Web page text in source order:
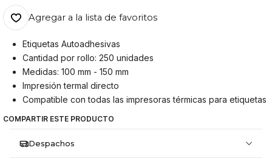
Agregar a la lista de favoritos
Etiquetas Autoadhesivas
Cantidad por rollo: 250 unidades
Medidas: 100 mm - 150 mm
Impresión termal directo
Compatible con todas las impresoras térmicas para etiquetas
COMPARTIR ESTE PRODUCTO
Despachos